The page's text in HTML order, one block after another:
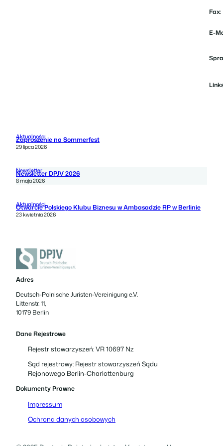
Fax:
E-
Aktualności
Zaproszenie na Sommerfest
29 lipca 2026
Newsletter
Newsletter DPJV 2026
8 maja 2026
Aktualności
Otwarcie Polskiego Klubu Biznesu w Ambasadzie RP w Berlinie
23 kwietnia 2026
Adres
Deutsch-Polnische Juristen-Vereinigung e.V.
Littenstr. 11,
10179 Berlin
Dane Rejestrowe
Rejestr stowarzyszeń: VR 10697 Nz
Sąd rejestrowy: Rejestr stowarzyszeń Sądu
Rejonowego Berlin-Charlottenburg
Dokumenty Prawne
Impressum
Ochrona danych osobowych